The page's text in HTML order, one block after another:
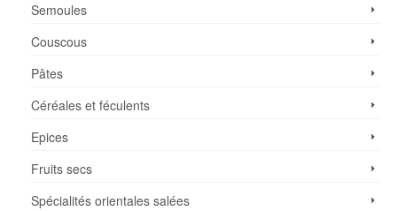
Semoules
Couscous
Pâtes
Céréales et féculents
Epices
Fruits secs
Spécialités orientales salées